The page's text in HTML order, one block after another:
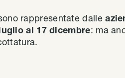
rappresentate dalle
al 17 dicembre: ma